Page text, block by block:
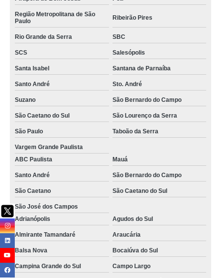
onde faz serviço de paisagismo residencial Monte Mor
onde faz serviço de paisagismo vertical Itaim Paulista
serviço especializado em paisagismo e jardinagem em condomínios valores
Araras
empresa especializada em serviço de paisagismo em prédios residenciais
Centro de Pinhais
serviço de paisagismo apartamento Cabo Verde
empresa especializada em serviço de paisagismo de jardim Mooca
serviço de paisagismo vertical Penha
Araucária
onde faz serviço de paisagismo residencial Pinheiros
onde faz serviço de paisagismo Monte Mor
serviço de paisagismo vertical valores Maringá
onde faz serviço de paisagismo predial Volta Redonda
onde faz serviço de paisagismo predial Santo André
onde faz serviço especializado em paisagismo e jardinagem em
condomínios Londrina
serviço de paisagismo em prédios residenciais Tijucas do Sul
Região Metropolitana de São
Paulo
Ribeirão Pires
Rio Grande da Serra SBC
SCS Salesópolis
Santa Isabel Santana de Parnaíba
Santo André Sto. André
Suzano São Bernardo do Campo
São Caetano do Sul São Lourenço da Serra
São Paulo Taboão da Serra
Vargem Grande Paulista
ABC Paulista
Mauá
Santo André São Bernardo do Campo
São Caetano São Caetano do Sul
São José dos Campos
Adrianópolis
Agudos do Sul
Almirante Tamandaré Araucária
Balsa Nova Bocaiúva do Sul
Campina Grande do Sul Campo Largo